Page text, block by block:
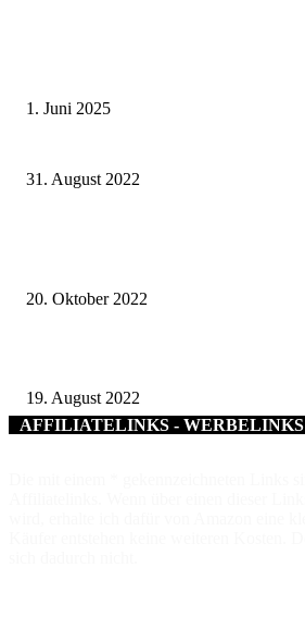
1. Juni 2025
31. August 2022
20. Oktober 2022
19. August 2022
AFFILIATELINKS - WERBELINKS